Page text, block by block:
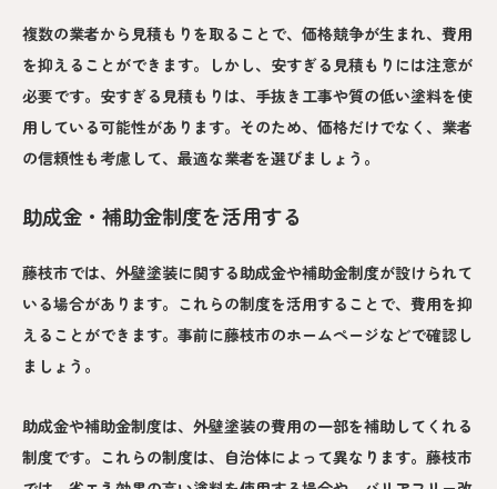
複数の業者から見積もりを取ることで、価格競争が生まれ、費用
を抑えることができます。しかし、安すぎる見積もりには注意が
必要です。安すぎる見積もりは、手抜き工事や質の低い塗料を使
用している可能性があります。そのため、価格だけでなく、業者
の信頼性も考慮して、最適な業者を選びましょう。
助成金・補助金制度を活用する
藤枝市では、外壁塗装に関する助成金や補助金制度が設けられて
いる場合があります。これらの制度を活用することで、費用を抑
えることができます。事前に藤枝市のホームページなどで確認し
ましょう。
助成金や補助金制度は、外壁塗装の費用の一部を補助してくれる
制度です。これらの制度は、自治体によって異なります。藤枝市